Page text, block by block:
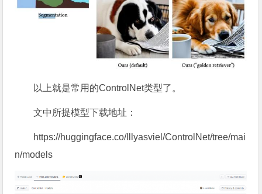
以上就是常用的ControlNet类型了。
文中所提模型下载地址：
https://huggingface.co/lllyasviel/ControlNet/tree/mai
n/models